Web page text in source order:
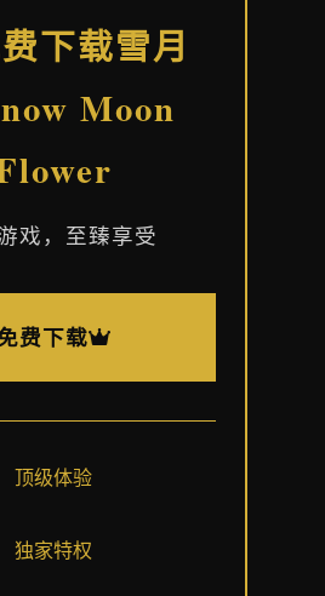
下载雪月
Moon
戏，至臻享受
费下载
顶级体验
独家特权